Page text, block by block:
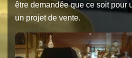
être demandée que ce soit pour
un projet de vente.